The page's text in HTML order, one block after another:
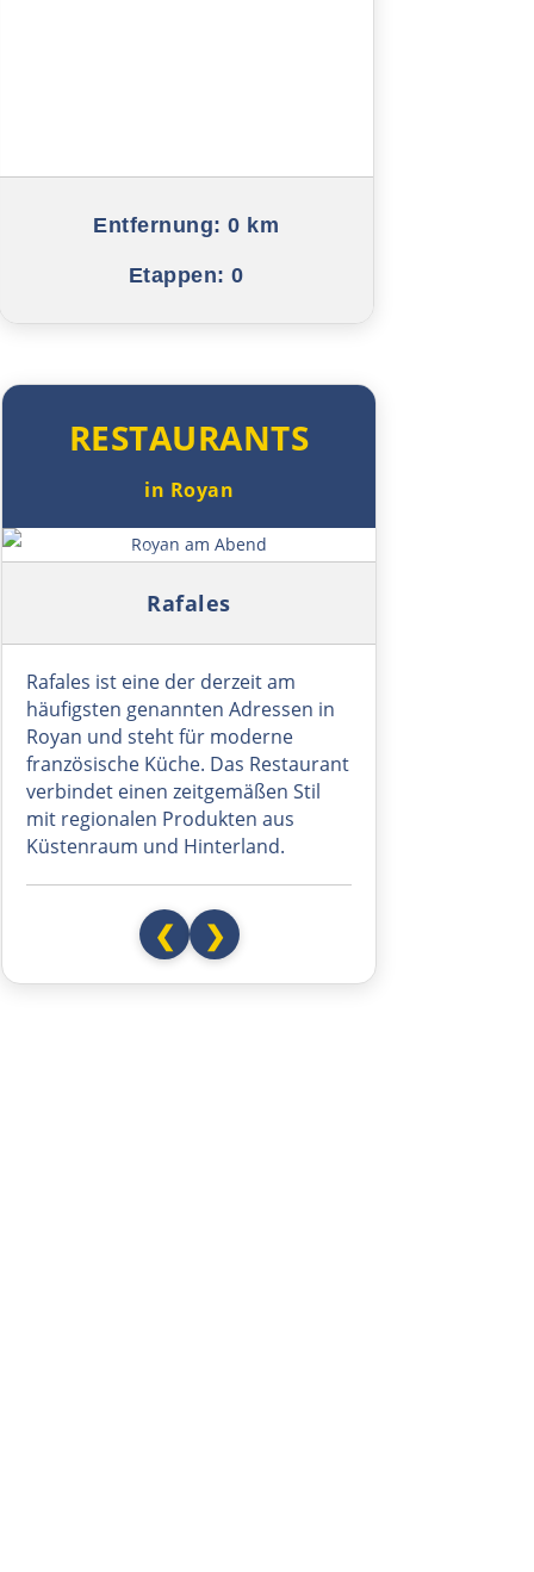
Dänemark
Kopenhagen
Schweden
Helsingborg
Halmstad
Varberg
Jönköping
Entfernung: 0 km
Etappen: 0
RESTAURANTS
in Royan
Symbolbild: Royan am Abend
Rafales
Rafales ist eine der derzeit am
häufigsten genannten Adressen in
Royan und steht für moderne
französische Küche. Das Restaurant
verbindet einen zeitgemäßen Stil
mit regionalen Produkten aus
Küstenraum und Hinterland.
❮ ❯